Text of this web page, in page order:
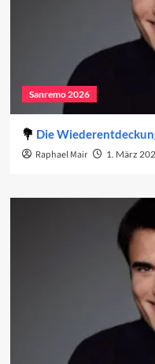
Sanremo 2026
Die
Raphael Mair 1. März